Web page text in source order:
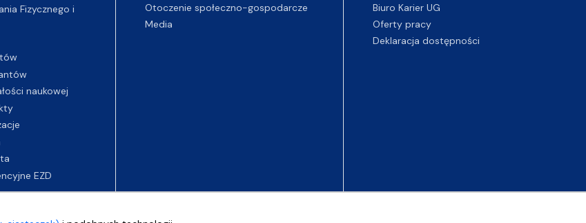
Fizycznego i
naukowej
EZD
Otoczenie społeczno-gospodarcze
Media
Biuro Karier UG
Oferty pracy
Deklaracja dostępności